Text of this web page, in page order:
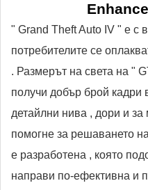
" Grand Theft Auto IV " е с
потребителите се
. Размерът на света на "
получи добър брой кадри
детайлни нива , дори и
помогне за решаването
е разработена , която
направи по-ефективна и